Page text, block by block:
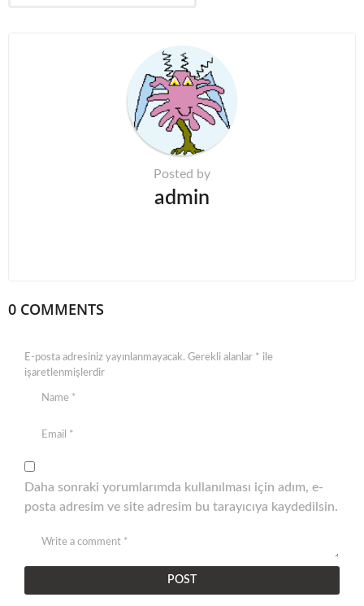
Posted by
admin
0 COMMENTS
E-posta adresiniz yayınlanmayacak. Gerekli alanlar * ile
işaretlenmişlerdir
Daha sonraki yorumlarımda kullanılması için adım, e-
posta adresim ve site adresim bu tarayıcıya kaydedilsin.